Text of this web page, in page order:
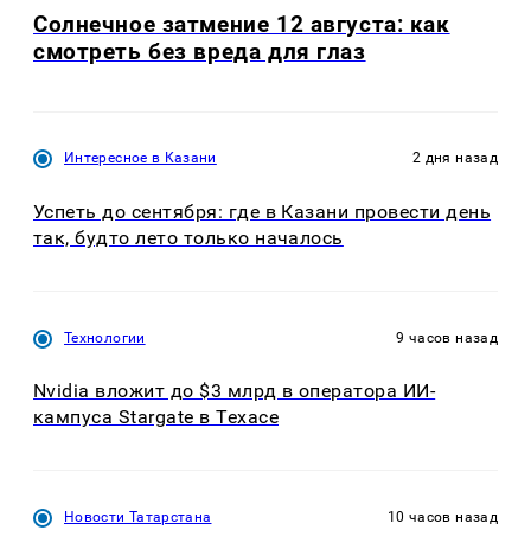
Солнечное затмение 12 августа: как
смотреть без вреда для глаз
Интересное в Казани 2 дня назад
Успеть до сентября: где в Казани провести день
так, будто лето только началось
Технологии 9 часов назад
Nvidia вложит до $3 млрд в оператора ИИ-
кампуса Stargate в Техасе
Новости Татарстана 10 часов назад